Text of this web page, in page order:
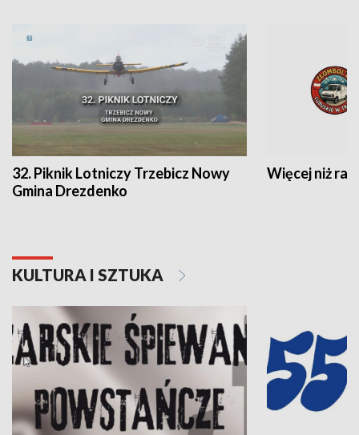
32. Piknik Lotniczy Trzebicz Nowy
Gmina Drezdenko
Więcej niż rajd
KULTURA I SZTUKA